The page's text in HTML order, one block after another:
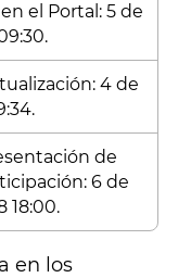
el Portal: 5 de
4 de
de
6 de
18:00.
en los